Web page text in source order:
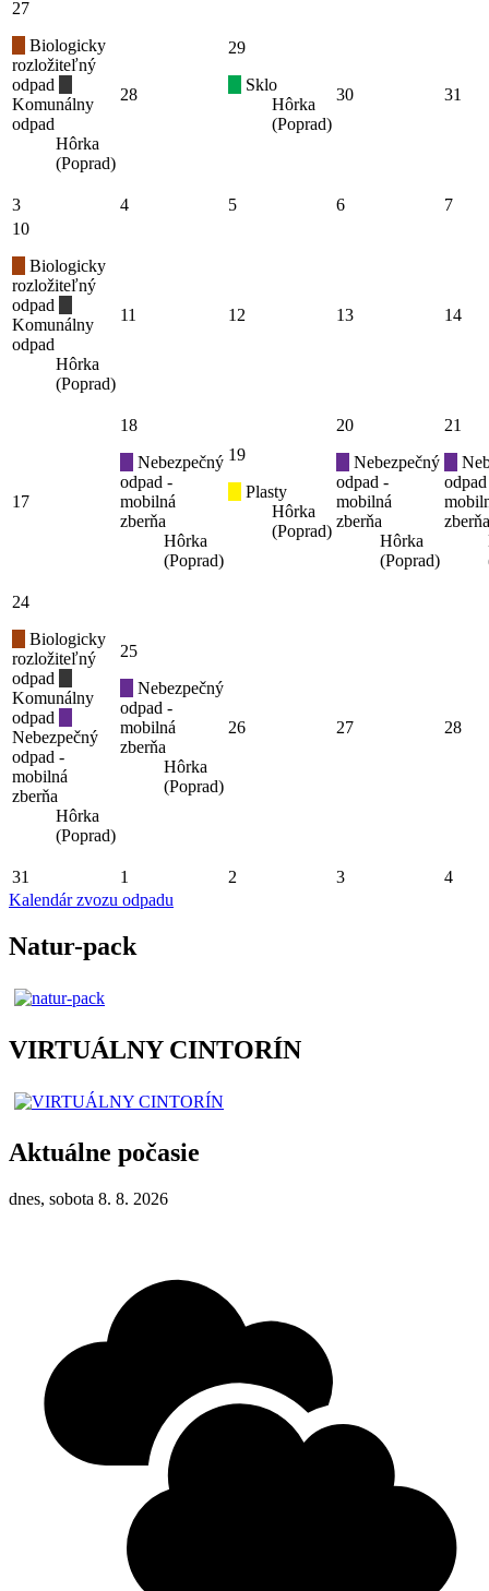
27
Biologicky
rozložiteľný
odpad
Komunálny
odpad
Hôrka
(Poprad)
28
29
Sklo
Hôrka
(Poprad)
30 31
3 4 5 6
7
10
Biologicky
rozložiteľný
odpad
Komunálny
odpad
Hôrka
(Poprad)
11 12 13 14
17
18
Nebezpečný
odpad -
mobilná
zberňa
Hôrka
(Poprad)
19
Plasty
Hôrka
(Poprad)
20
Nebezpečný
odpad -
mobilná
zberňa
Hôrka
(Poprad)
21
zberňa
24
Biologicky
rozložiteľný
odpad
Komunálny
odpad
Nebezpečný
odpad -
mobilná
zberňa
Hôrka
(Poprad)
25
Nebezpečný
odpad -
mobilná
zberňa
Hôrka
(Poprad)
26 27 28
31 1 2 3
4
Kalendár zvozu odpadu
Natur-pack
VIRTUÁLNY CINTORÍN
Aktuálne počasie
dnes, sobota 8. 8. 2026